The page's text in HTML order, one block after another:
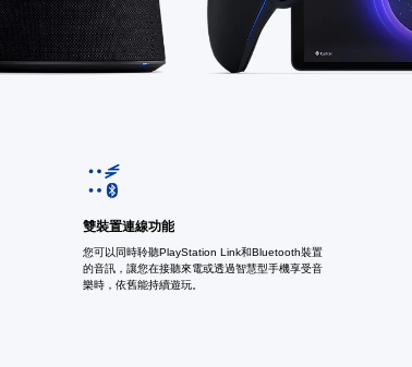
雙裝置連線功能
您可以同時聆聽PlayStation Link和Bluetooth裝置
的音訊，讓您在接聽來電或透過智慧型手機享受音
樂時，依舊能持續遊玩。